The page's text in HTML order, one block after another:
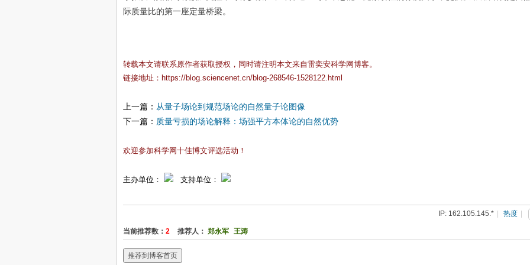
际质量比的第一座定量桥梁。
转载本文请联系原作者获取授权，同时请注明本文来自雷奕安科学网博客。
链接地址： https://blog.sciencenet.cn/blog-268546-1528122.html
上一篇： 从量子场论到规范场论的自然量子论图像
下一篇： 质量亏损的场论解释：场强平方本体论的自然优势
欢迎参加科学网十佳博文评选活动！
主办单位： 支持单位：
IP: 162.105.145.* 热度
当前推荐数： 2 推荐人： 郑永军 王涛
推荐到博客首页